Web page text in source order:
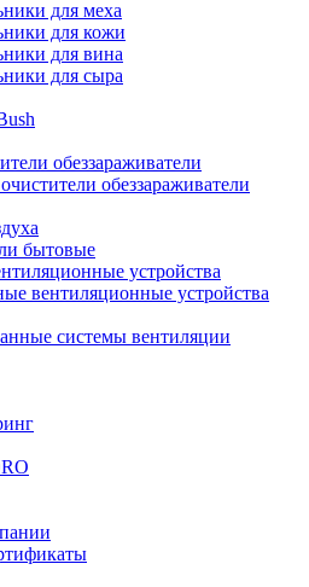
для меха
для кожи
для вина
для сыра
обеззараживатели
обеззараживатели
бытовые
устройства
вентиляционные устройства
системы вентиляции